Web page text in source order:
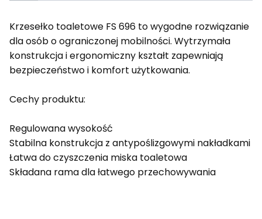
Krzesełko toaletowe FS 696 to wygodne rozwiązanie
dla osób o ograniczonej mobilności. Wytrzymała
konstrukcja i ergonomiczny kształt zapewniają
bezpieczeństwo i komfort użytkowania.
Cechy produktu:
Regulowana wysokość
Stabilna konstrukcja z antypoślizgowymi nakładkami
Łatwa do czyszczenia miska toaletowa
Składana rama dla łatwego przechowywania